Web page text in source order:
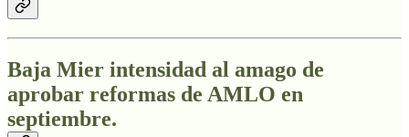
Baja Mier intensidad al amago de
aprobar reformas de AMLO en
septiembre.